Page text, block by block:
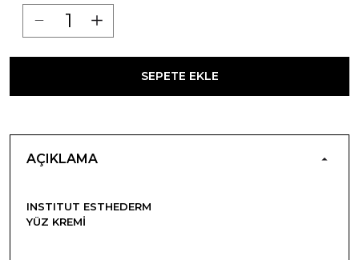
SEPETE EKLE
AÇIKLAMA
INSTITUT ESTHEDERM
YÜZ KREMI